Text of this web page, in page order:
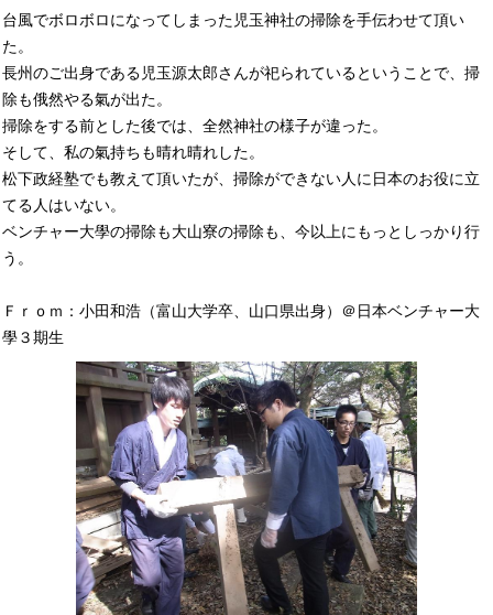
台風でボロボロになってしまった児玉神社の掃除を手伝わせて頂い
た。
長州のご出身である児玉源太郎さんが祀られているということで、掃
除も俄然やる氣が出た。
掃除をする前とした後では、全然神社の様子が違った。
そして、私の氣持ちも晴れ晴れした。
松下政経塾でも教えて頂いたが、掃除ができない人に日本のお役に立
てる人はいない。
ベンチャー大學の掃除も大山寮の掃除も、今以上にもっとしっかり行
う。
Ｆｒｏｍ：小田和浩（富山大学卒、山口県出身）＠日本ベンチャー大
學３期生